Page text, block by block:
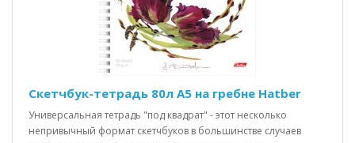
Скетчбук-тетрадь 80л А5 на гребне Hatber
Универсальная тетрадь "под квадрат" - этот несколько
непривычный формат скетчбуков в большинстве случаев